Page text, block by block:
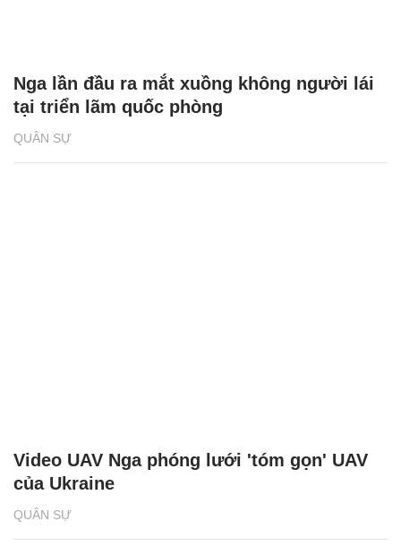
QUÂN SỰ
Nga lần đầu ra mắt xuồng không người lái
tại triển lãm quốc phòng
QUÂN SỰ
Video UAV Nga phóng lưới 'tóm gọn' UAV
của Ukraine